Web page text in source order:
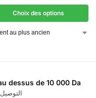
Choix des options
dessus de 10 000 Da
التوصيل